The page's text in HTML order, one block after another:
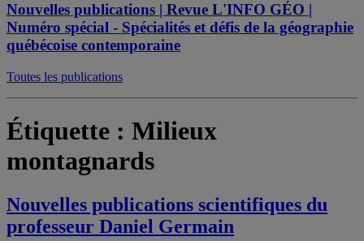
Nouvelles publications | Revue L'INFO GÉO |
Numéro spécial - Spécialités et défis de la géographie
québécoise contemporaine
Toutes les publications
Étiquette : Milieux
montagnards
Nouvelles publications scientifiques du
professeur Daniel Germain